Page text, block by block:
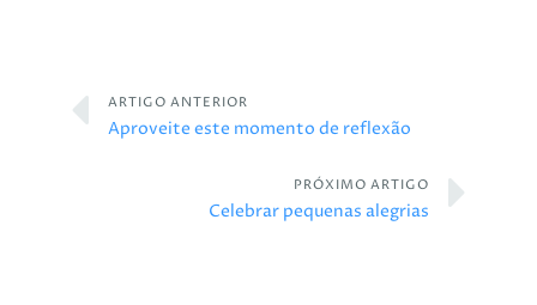
ARTIGO ANTERIOR
Aproveite este momento de reflexão
PRÓXIMO ARTIGO
Celebrar pequenas alegrias